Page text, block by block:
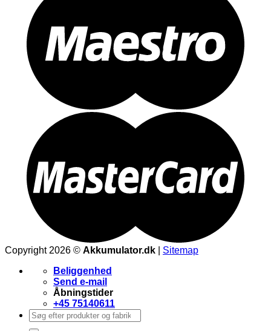
Copyright 2026 © Akkumulator.dk
Sitemap
Beliggenhed
Send e-mail
Åbningstider
+45 75140611
Søg
efter: